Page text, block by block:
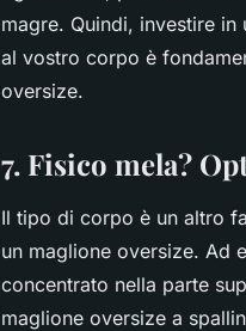
magre. Quindi, investire
al vostro corpo è
oversize.
7. Fisico mela?
Il tipo di corpo è un altro
un maglione oversize. Ad
concentrato nella parte
maglione oversize a